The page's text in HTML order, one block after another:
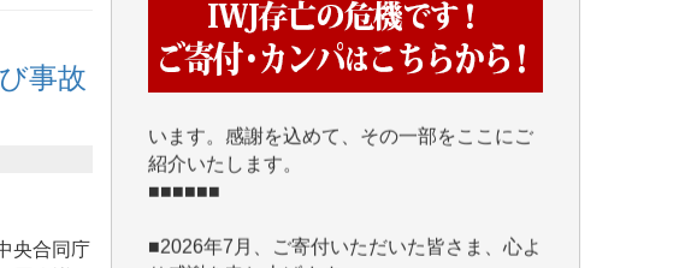
事故
央合同庁
IWJには、ご寄付・カンパをいただいた方々
より、たくさんの応援のメッセージが届いて
います。感謝を込めて、その一部をここにご
紹介いたします。
■■■■■■
■2026年7月、ご寄付いただいた皆さま、心よ